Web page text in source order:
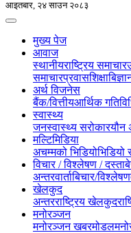
आइतबार, २४ साउन २०८३
मुख्य पेज
आवाज
स्थानीयराष्ट्रिय समाचार
समाचारप्रवासशिक्षा
अर्थ विजनेस
बैंक/वित्तीयआर्थिक
स्वास्थ्य
जनस्वास्थ्य सरोकारयौन
मल्टिमिडिया
अचम्मको भिडियोभिडियो
विचार / विश्लेषण /
अन्तरवार्ताबिचार/विश्लेषण
खेलकुद
अन्तरराष्ट्रिय खेलकुद
मनोरञ्जन
मनोरञ्जन खबरमोडल